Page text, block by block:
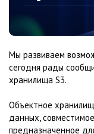
Мы развиваем
сегодня рады
хранилища S3.
Объектное
данных,
предназначенное